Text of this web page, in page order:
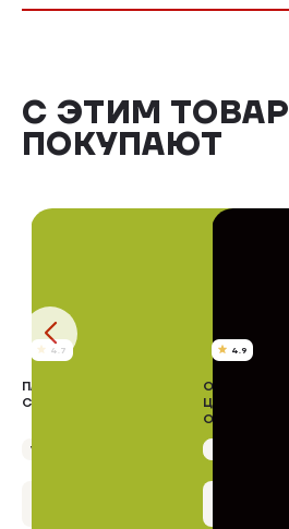
С ЭТИМ
ПОКУПАЮТ
4.7
ПАШТЕТ ИЗ ГОВЯДИНЫ
С ДОБАВЛЕНИЕМ СЫРА
Упаковка 100 г
4.9
ОКОРОЧОК
ЦЫПЛЯТ-